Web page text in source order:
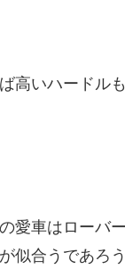
高いハードル
愛車はローバ
似合うであろう